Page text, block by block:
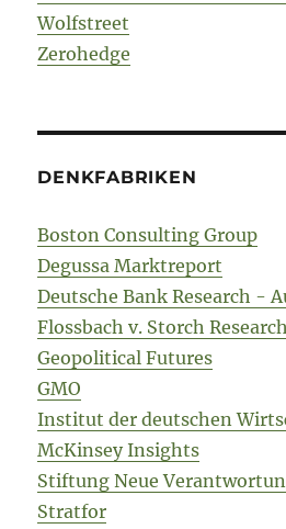
Wolfstreet
Zerohedge
DENKFABRIKEN
Boston Consulting Group
Degussa Marktreport
Deutsche Bank Research -
Flossbach v. Storch
Geopolitical Futures
GMO
Institut der deutschen
McKinsey Insights
Stiftung Neue
Stratfor